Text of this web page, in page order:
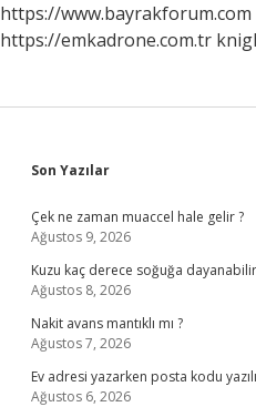
https://www.bayrakforum.com
https://emkadrone.com.tr
Sidebar
Son Yazılar
Çek ne zaman muaccel hale gelir ?
Ağustos 9, 2026
Kuzu kaç derece soğuğa
Ağustos 8, 2026
Nakit avans mantıklı mı ?
Ağustos 7, 2026
Ev adresi yazarken posta kodu
Ağustos 6, 2026